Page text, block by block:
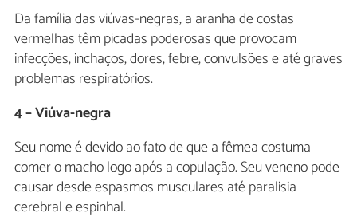
Da família das viúvas-negras, a aranha de costas
vermelhas têm picadas poderosas que provocam
infecções, inchaços, dores, febre, convulsões e até graves
problemas respiratórios.
4 – Viúva-negra
Seu nome é devido ao fato de que a fêmea costuma
comer o macho logo após a copulação. Seu veneno pode
causar desde espasmos musculares até paralisia
cerebral e espinhal.